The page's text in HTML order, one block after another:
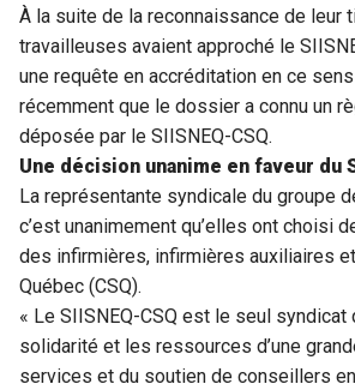
À la suite de la reconnaissance de
travailleuses avaient approché le
une requête en accréditation en ce
récemment que le dossier a connu un
déposée par le SIISNEQ-CSQ.
Une décision unanime en faveur du
La représentante syndicale du groupe
c’est unanimement qu’elles ont choisi
des infirmières, infirmières auxiliaires
Québec (CSQ).
« Le SIISNEQ-CSQ est le seul
solidarité et les ressources d’une
services et du soutien de conseillers